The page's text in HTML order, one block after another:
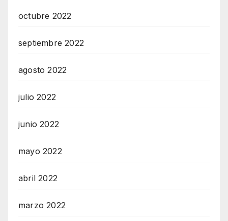
octubre 2022
septiembre 2022
agosto 2022
julio 2022
junio 2022
mayo 2022
abril 2022
marzo 2022